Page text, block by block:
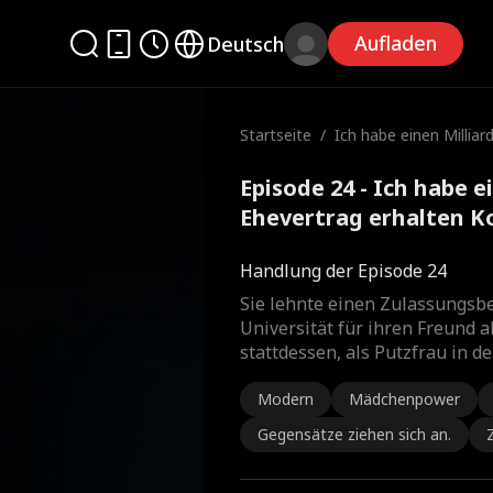
Deutsch Aufladen
Startseite / Ich habe einen
Episode 24 - Ich habe
Ehevertrag erhalten
Handlung der Episode 24
Sie lehnte einen
Universität für ihren Freund
stattdessen, als Putzfrau in
Modern
Mädchenpower
Gegensätze ziehen sich an.